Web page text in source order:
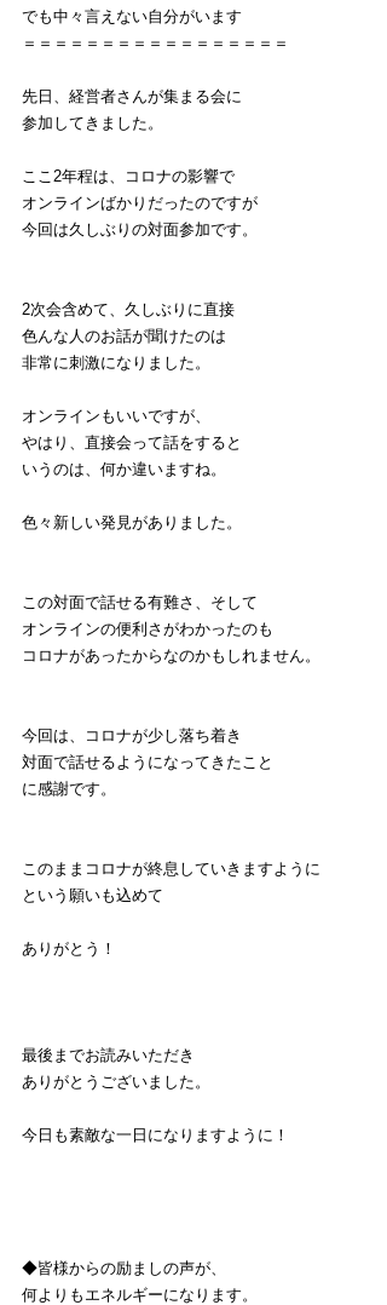
でも中々言えない自分がいます
＝＝＝＝＝＝＝＝＝＝＝＝＝＝＝＝＝
先日、経営者さんが集まる会に
参加してきました。
ここ2年程は、コロナの影響で
オンラインばかりだったのですが
今回は久しぶりの対面参加です。
2次会含めて、久しぶりに直接
色んな人のお話が聞けたのは
非常に刺激になりました。
オンラインもいいですが、
やはり、直接会って話をすると
いうのは、何か違いますね。
色々新しい発見がありました。
この対面で話せる有難さ、そして
オンラインの便利さがわかったのも
コロナがあったからなのかもしれません。
今回は、コロナが少し落ち着き
対面で話せるようになってきたこと
に感謝です。
このままコロナが終息していきますように
という願いも込めて
ありがとう！
最後までお読みいただき
ありがとうございました。
今日も素敵な一日になりますように！
◆皆様からの励ましの声が、
何よりもエネルギーになります。